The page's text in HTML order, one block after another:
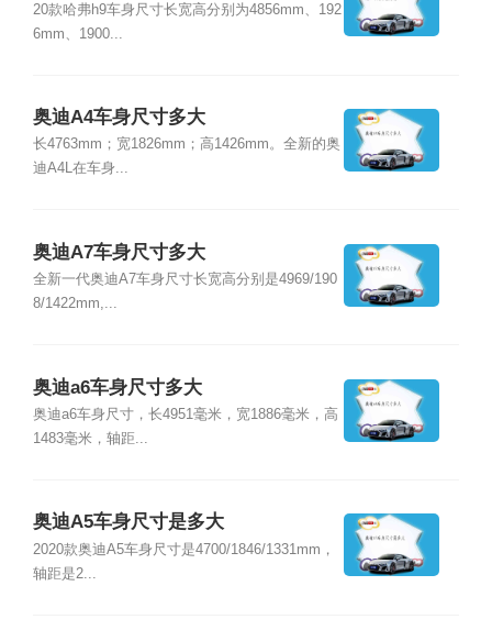
20款哈弗h9车身尺寸长宽高分别为4856mm、192
6mm、1900...
奥迪A4车身尺寸多大
长4763mm；宽1826mm；高1426mm。全新的奥
迪A4L在车身...
奥迪A7车身尺寸多大
全新一代奥迪A7车身尺寸长宽高分别是4969/190
8/1422mm,...
奥迪a6车身尺寸多大
奥迪a6车身尺寸，长4951毫米，宽1886毫米，高
1483毫米，轴距...
奥迪A5车身尺寸是多大
2020款奥迪A5车身尺寸是4700/1846/1331mm，
轴距是2...